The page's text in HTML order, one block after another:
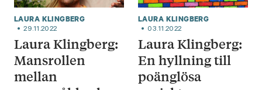
LAURA KLINGBERG
29.11.2022
Laura Klingberg:
Mansrollen
mellan
LAURA KLINGBERG
03.11.2022
Laura Klingberg:
En hyllning till
poänglösa